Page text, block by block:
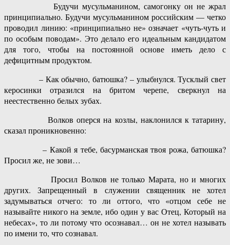
Будучи мусульманином, самогонку он не жрал
принципиально. Будучи мусульманином российским — четко
проводил линию: «принципиально не» означает «чуть-чуть и
по особым поводам». Это делало его идеальным кандидатом
для того, чтобы на постоянной основе иметь дело с
дефицитным продуктом.
– Как обычно, батюшка? – улыбнулся. Тусклый свет
керосинки отразился на бритом черепе, сверкнул на
неестественно белых зубах.
Волков оперся на козлы, наклонился к татарину,
сказал проникновенно:
– Какой я тебе, басурманская твоя рожа, батюшка?
Просил же, не зови…
Просил Волков не только Марата, но и многих
других. Запрещенный в служении священник не хотел
задумываться отчего: то ли оттого, что «отцом себе не
называйте никого на земле, ибо один у вас Отец, Который на
небесах», то ли потому что осознавал… он не хотел называть
по имени то, что сознавал.